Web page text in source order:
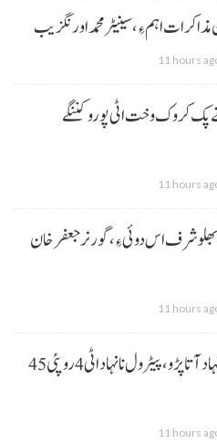
اہم ءِ،سینیٹر محمد اورنگزیب
11 hours
پک کروک وخت اٹی پورو کننگے
11 hours
بھلو شرف اس دوئی ءِ،گورنر جعفرخان
11 hours
حکومت نا کنڈ آن پیٹرولیم نا پوسکن آ نہاد آتا پڑو،پیٹرول نا نہاد اٹی 4 روپئی 45
11 hours